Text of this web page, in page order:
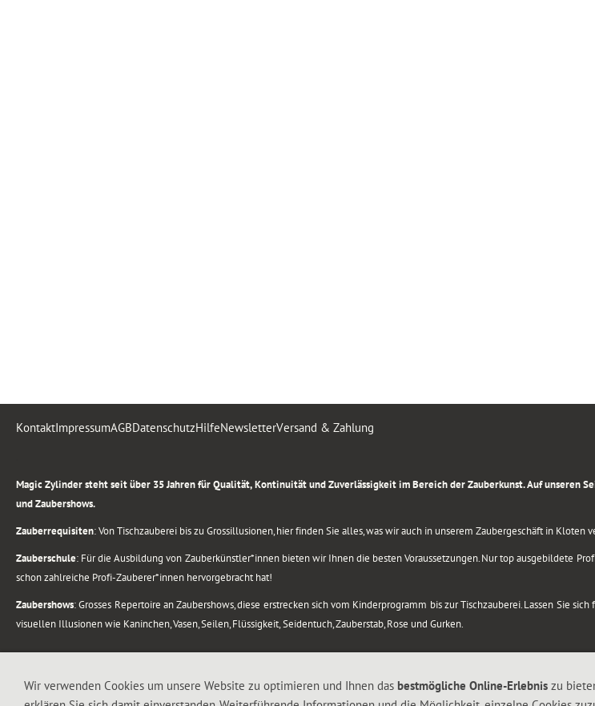
KontaktImpressumAGBDatenschutzHilfeNewsletterVersand & Zahlung
Magic Zylinder steht seit über 35 Jahren für Qualität, Kontinuität und Zuverlässigkeit im Bereich der Zauberkunst. Auf unseren
und Zaubershows.
Zauberrequisiten: Von Tischzauberei bis zu Grossillusionen, hier finden Sie alles, was wir auch in unserem Zaubergeschäft in Kloten
Zauberschule: Für die Ausbildung von Zauberkünstler*innen bieten wir Ihnen die besten Voraussetzungen. Nur top ausgebildete
schon zahlreiche Profi-Zauberer*innen hervorgebracht hat!
Zaubershows: Grosses Repertoire an Zaubershows, diese erstrecken sich vom Kinderprogramm bis zur Tischzauberei. Lassen Sie
visuellen Illusionen wie Kaninchen, Vasen, Seilen, Flüssigkeit, Seidentuch, Zauberstab, Rose und Gurken.
.
Alle Rechte vorbehalten. © 1988-2026 Magic Zylinder
Wir verwenden Cookies um unsere Website zu optimieren und Ihnen das bestmögliche Online-Erlebnis zu